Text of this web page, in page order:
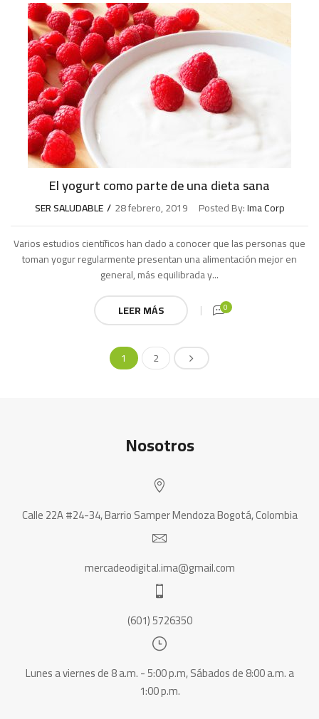
El yogurt como parte de una dieta sana
SER SALUDABLE 28 febrero, 2019 Posted By:Ima Corp
Varios estudios científicos han dado a conocer que las personas que
toman yogur regularmente presentan una alimentación mejor en
general, más equilibrada y...
LEER MÁS
0
1 2
Nosotros
Calle 22A #24-34, Barrio Samper Mendoza Bogotá, Colombia
mercadeodigital.ima@gmail.com
(601) 5726350
Lunes a viernes de 8 a.m. - 5:00 p.m, Sábados de 8:00 a.m. a
1:00 p.m.